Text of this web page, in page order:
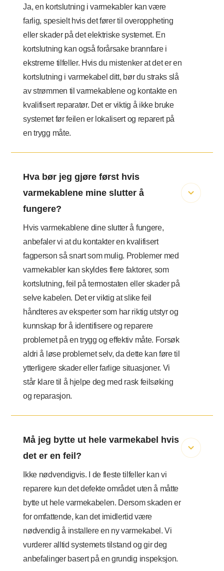
Ja, en kortslutning i varmekabler kan være
farlig, spesielt hvis det fører til overoppheting
eller skader på det elektriske systemet. En
kortslutning kan også forårsake brannfare i
ekstreme tilfeller. Hvis du mistenker at det er en
kortslutning i varmekabel ditt, bør du straks slå
av strømmen til varmekablene og kontakte en
kvalifisert reparatør. Det er viktig å ikke bruke
systemet før feilen er lokalisert og reparert på
en trygg måte.
Hva bør jeg gjøre først hvis
varmekablene mine slutter å
fungere?
Hvis varmekablene dine slutter å fungere,
anbefaler vi at du kontakter en kvalifisert
fagperson så snart som mulig. Problemer med
varmekabler kan skyldes flere faktorer, som
kortslutning, feil på termostaten eller skader på
selve kabelen. Det er viktig at slike feil
håndteres av eksperter som har riktig utstyr og
kunnskap for å identifisere og reparere
problemet på en trygg og effektiv måte. Forsøk
aldri å løse problemet selv, da dette kan føre til
ytterligere skader eller farlige situasjoner. Vi
står klare til å hjelpe deg med rask feilsøking
og reparasjon.
Må jeg bytte ut hele varmekabel hvis
det er en feil?
Ikke nødvendigvis. I de fleste tilfeller kan vi
reparere kun det defekte området uten å måtte
bytte ut hele varmekabelen. Dersom skaden er
for omfattende, kan det imidlertid være
nødvendig å installere en ny varmekabel. Vi
vurderer alltid systemets tilstand og gir deg
anbefalinger basert på en grundig inspeksjon.